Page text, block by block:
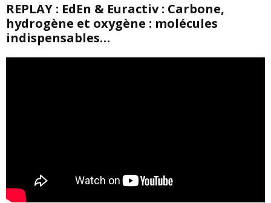
REPLAY : EdEn & Euractiv : Carbone,
hydrogène et oxygène : molécules
indispensables…